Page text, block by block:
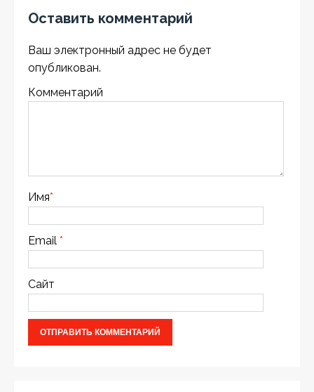
Оставить комментарий
Ваш электронный адрес не будет
опубликован.
Комментарий
Имя*
Email *
Сайт